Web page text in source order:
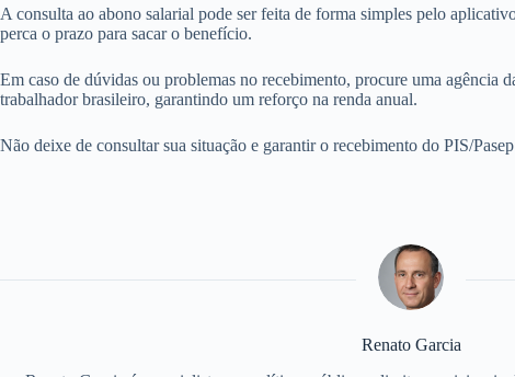
A consulta ao abono salarial pode ser feita de forma simples pelo
perca o prazo para sacar o benefício.
Em caso de dúvidas ou problemas no recebimento, procure uma
trabalhador brasileiro, garantindo um reforço na renda anual.
Não deixe de consultar sua situação e garantir o recebimento do PIS/
Renato Garcia